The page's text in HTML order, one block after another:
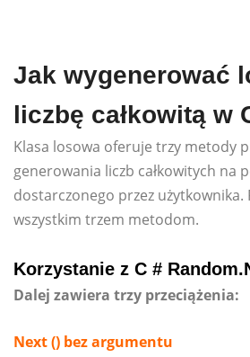
Jak wygenerować
liczbę całkowitą w
Klasa losowa oferuje trzy metody
generowania liczb całkowitych na
dostarczonego przez użytkownika.
wszystkim trzem metodom.
Korzystanie z C #
Dalej zawiera trzy przeciążenia:
Next () bez argumentu